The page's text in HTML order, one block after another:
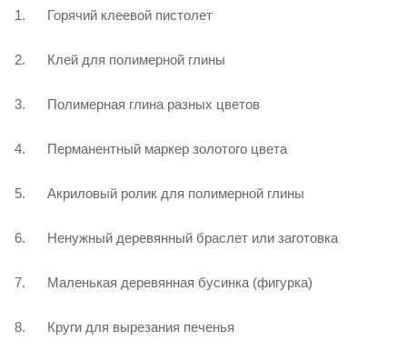
1. Горячий клеевой пистолет
2. Клей для полимерной глины
3. Полимерная глина разных цветов
4. Перманентный маркер золотого цвета
5. Акриловый ролик для полимерной глины
6. Ненужный деревянный браслет или заготовка
7. Маленькая деревянная бусинка (фигурка)
8. Круги для вырезания печенья